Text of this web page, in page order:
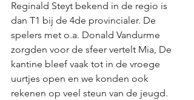
Reginald Steyt bekend in de regio is
dan T1 bij de 4de provincialer. De
spelers met o.a. Donald Vandurme
zorgden voor de sfeer vertelt Mia, De
kantine bleef vaak tot in de vroege
uurtjes open en we konden ook
rekenen op veel steun van de jeugd.